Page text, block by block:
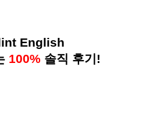
English
100% 솔직 후기!